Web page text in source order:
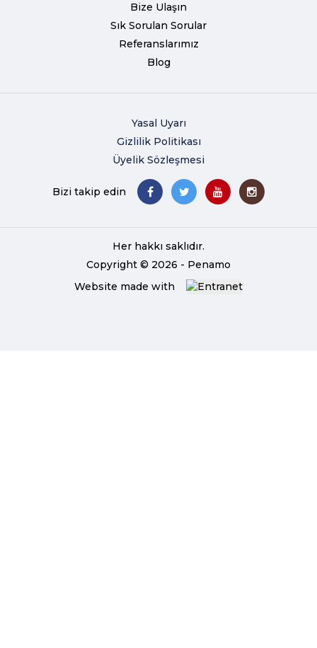
Bize Ulaşın
Sık Sorulan Sorular
Referanslarımız
Blog
Yasal Uyarı
Gizlilik Politikası
Üyelik Sözleşmesi
Bizi takip edin
Her hakkı saklıdır.
Copyright © 2026 - Penamo
Website made with